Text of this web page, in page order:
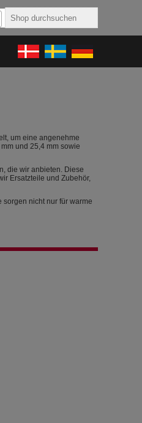
um eine angenehme
und 25,4 mm sowie
die wir anbieten. Diese
Ersatzteile und Zubehör,
nicht nur für warme